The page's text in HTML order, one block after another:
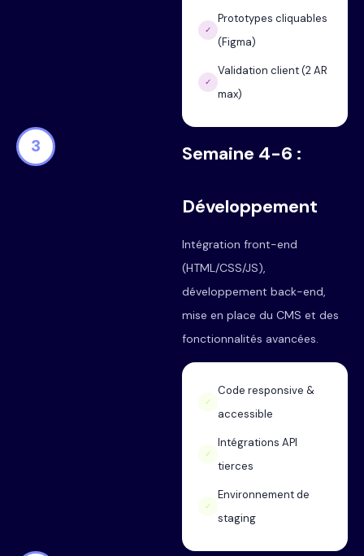
✓
Prototypes cliquables
(Figma)
✓
Validation client (2 AR
max)
3 Semaine 4-6 :
Développement
Intégration front-end
(HTML/CSS/JS),
développement back-end,
mise en place du CMS et des
fonctionnalités avancées.
✓
Code responsive &
accessible
✓
Intégrations API
tierces
✓
Environnement de
staging